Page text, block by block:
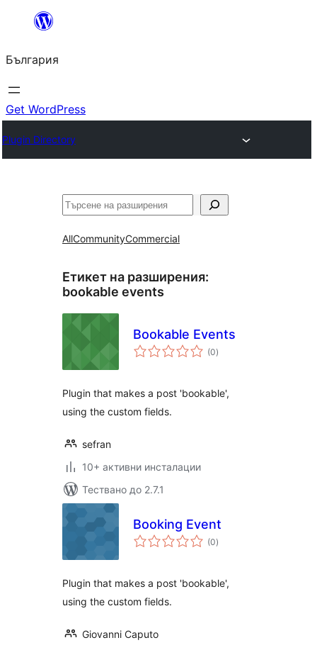
България
Get WordPress
Plugin Directory
Търсене
AllCommunityCommercial
Етикет на разширения:
bookable events
Bookable Events
(0общо
оценки
)
Plugin that makes a post 'bookable',
using the custom fields.
sefran
10+ активни инсталации
Тествано до 2.7.1
Booking Event
(0общо
оценки
)
Plugin that makes a post 'bookable',
using the custom fields.
Giovanni Caputo